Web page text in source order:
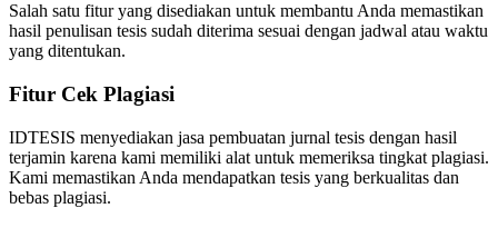
Salah satu fitur yang disediakan untuk membantu Anda memastikan
hasil penulisan tesis sudah diterima sesuai dengan jadwal atau waktu
yang ditentukan.
Fitur Cek Plagiasi
IDTESIS menyediakan jasa pembuatan jurnal tesis dengan hasil
terjamin karena kami memiliki alat untuk memeriksa tingkat plagiasi.
Kami memastikan Anda mendapatkan tesis yang berkualitas dan
bebas plagiasi.